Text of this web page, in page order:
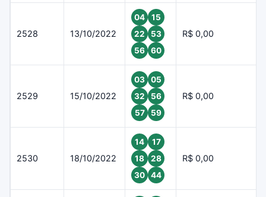
2528 13/10/2022
04
15
22
53
56
60
R$ 0,00
2529 15/10/2022
03
05
32
56
57
59
R$ 0,00
2530 18/10/2022
14
17
18
28
30
44
R$ 0,00